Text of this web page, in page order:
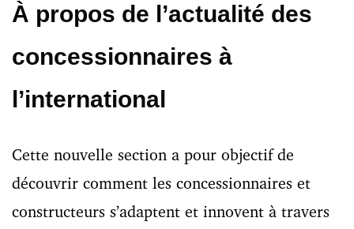
À propos de l’actualité des
concessionnaires à
l’international
Cette nouvelle section a pour objectif de
découvrir comment les concessionnaires et
constructeurs s’adaptent et innovent à travers